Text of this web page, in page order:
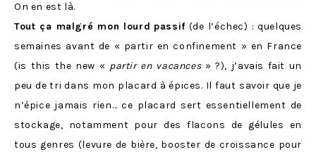
On en est là.
Tout ça malgré mon lourd passif(de l’échec) : quelques
semaines avant de « partir en confinement » en France
(is this the new « partir en vacances» ?), j’avais fait un
peu de tri dans mon placard à épices. Il faut savoir que je
n’épice jamais rien… ce placard sert essentiellement de
stockage, notamment pour des flacons de gélules en
tous genres (levure de bière, booster de croissance pour